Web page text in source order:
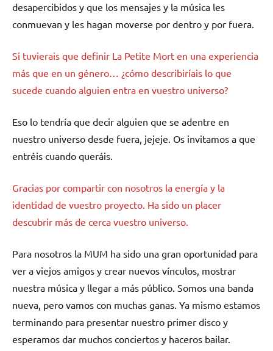
desapercibidos y que los mensajes y la música les
conmuevan y les hagan moverse por dentro y por fuera.
Si tuvierais que definir La Petite Mort en una experiencia
más que en un género… ¿cómo describiríais lo que
sucede cuando alguien entra en vuestro universo?
Eso lo tendría que decir alguien que se adentre en
nuestro universo desde fuera, jejeje. Os invitamos a que
entréis cuando queráis.
Gracias por compartir con nosotros la energía y la
identidad de vuestro proyecto. Ha sido un placer
descubrir más de cerca vuestro universo.
Para nosotros la MUM ha sido una gran oportunidad para
ver a viejos amigos y crear nuevos vínculos, mostrar
nuestra música y llegar a más público. Somos una banda
nueva, pero vamos con muchas ganas. Ya mismo estamos
terminando para presentar nuestro primer disco y
esperamos dar muchos conciertos y haceros bailar.